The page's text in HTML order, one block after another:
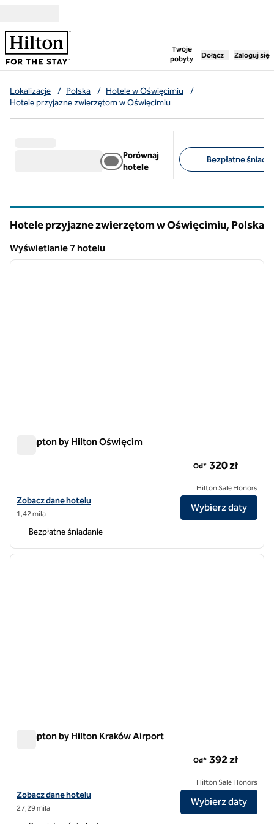
Twoje
pobyty
,otwiera nową
Dołącz Zaloguj się
Lokalizacje / Polska / Hotele w Oświęcimiu
/
Hotele przyjazne zwierzętom w Oświęcimiu
Porównaj
hotele
Bezpłatne
Hotele przyjazne zwierzętom w Oświęcimiu, Polska
Wyświetlanie 7 hotelu
Wyświetlanie 7 hotelu
1 z 12
Hampton by Hilton Oświęcim
Zobacz szczegóły hotelu Hampton by Hilton Oświęcim
Zobacz dane hotelu
1,42 mila
Od* 320 zł
Hilton Sale Honors
Wybierz daty
Bezpłatne śniadanie
1 z 12
Hampton by Hilton Kraków Airport
Zobacz szczegóły hotelu Hampton by Hilton Kraków Airport
Zobacz dane hotelu
27,29 mila
Od* 392 zł
Hilton Sale Honors
Wybierz daty